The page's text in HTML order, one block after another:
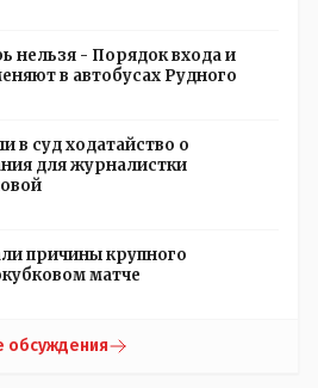
нельзя - Порядок входа и
в автобусах Рудного
в суд ходатайство о
для журналистки
причины крупного
матче
обсуждения